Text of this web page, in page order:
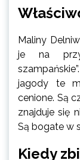
Maliny
je na
jagody te
cenione. Są
znajduje się
Są bogate w
Kiedy